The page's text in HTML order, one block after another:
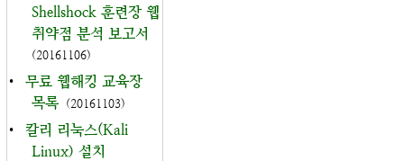
Shellshock 훈련장 웹
취약점 분석 보고서
(20161106)
•
무료 웹해킹 교육장
목록 (20161103)
•
칼리 리눅스(Kali
Linux) 설치